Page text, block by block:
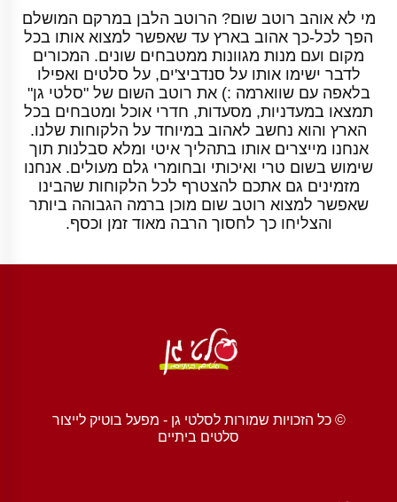
מי לא אוהב רוטב שום? הרוטב הלבן במרקם המושלם
הפך לכל-כך אהוב בארץ עד שאפשר למצוא אותו בכל
מקום ועם מנות מגוונות ממטבחים שונים. המכורים
לדבר ישימו אותו על סנדביצ'ים, על סלטים ואפילו
בלאפה עם שווארמה :) את רוטב השום של "סלטי גן"
תמצאו במעדניות, מסעדות, חדרי אוכל ומטבחים בכל
הארץ והוא נחשב לאהוב במיוחד על הלקוחות שלנו.
אנחנו מייצרים אותו בתהליך איטי ומלא סבלנות תוך
שימוש בשום טרי ואיכותי ובחומרי גלם מעולים. אנחנו
מזמינים גם אתכם להצטרף לכל הלקוחות שהבינו
שאפשר למצוא רוטב שום מוכן ברמה הגבוהה ביותר
והצליחו כך לחסוך הרבה מאוד זמן וכסף.
© כל הזכויות שמורות לסלטי גן - מפעל בוטיק לייצור
סלטים ביתיים